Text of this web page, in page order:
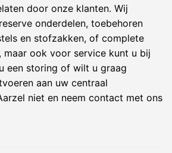
door onze klanten. Wij
onderdelen, toebehoren
en stofzakken, of complete
maar ook voor service kunt u bij
een storing of wilt u graag
aan uw centraal
niet en neem contact met ons